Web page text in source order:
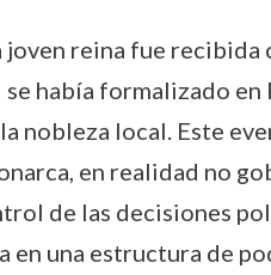
joven reina fue
había formalizado
nobleza local. Este
en realidad no
de las decisiones
una estructura de